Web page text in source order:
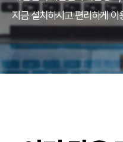
지금 설치하시고 편리하게 이